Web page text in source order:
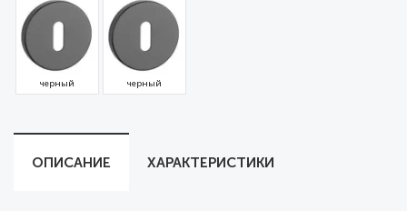
черный черный
ОПИСАНИЕ ХАРАКТЕРИСТИКИ